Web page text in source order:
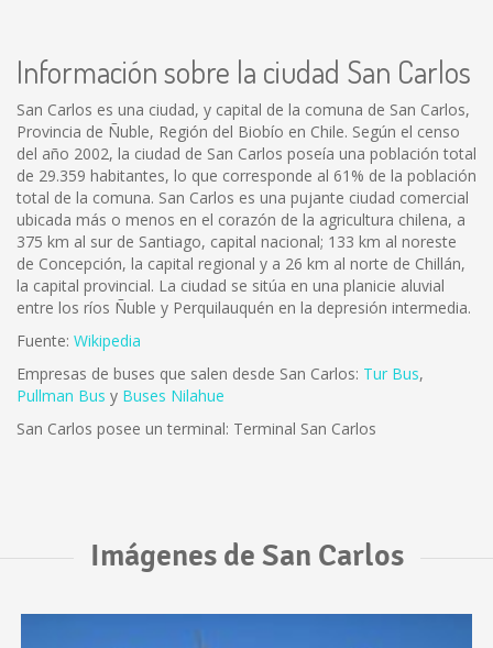
Información sobre la ciudad San Carlos
San Carlos es una ciudad, y capital de la comuna de San Carlos,
Provincia de Ñuble, Región del Biobío en Chile. Según el censo
del año 2002, la ciudad de San Carlos poseía una población total
de 29.359 habitantes, lo que corresponde al 61% de la población
total de la comuna. San Carlos es una pujante ciudad comercial
ubicada más o menos en el corazón de la agricultura chilena, a
375 km al sur de Santiago, capital nacional; 133 km al noreste
de Concepción, la capital regional y a 26 km al norte de Chillán,
la capital provincial. La ciudad se sitúa en una planicie aluvial
entre los ríos Ñuble y Perquilauquén en la depresión intermedia.
Fuente: Wikipedia
Empresas de buses que salen desde San Carlos: Tur Bus,
Pullman Bus y Buses Nilahue
San Carlos posee un terminal: Terminal San Carlos
Imágenes de San Carlos